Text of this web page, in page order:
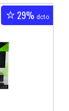
29% dcto